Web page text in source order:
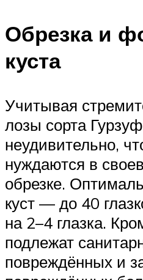
Обрезка и
куста
Учитывая
лозы сорта
неудивительно,
нуждаются в
обрезке.
куст — до 40
на 2–4 глазка.
подлежат
повреждённых и